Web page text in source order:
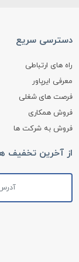
دسترسی سریع
راه های ارتباطی
معرفی ایرپاور
فرصت های شغلی
فروش همکاری
فروش به شرکت ها
از آخرین تخفیف